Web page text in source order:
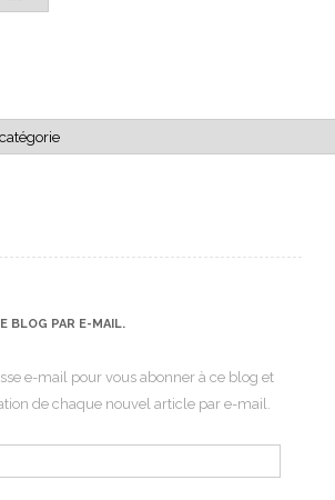
BLOG PAR E-MAIL.
e-mail pour vous abonner à ce blog et
de chaque nouvel article par e-mail.